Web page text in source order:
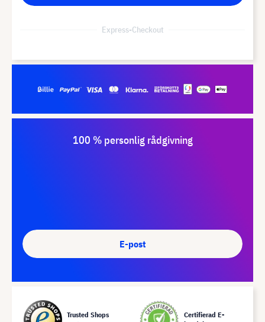
Express-Checkout
100 % personlig rådgivning
E-post
Trusted Shops
Certifierad E-